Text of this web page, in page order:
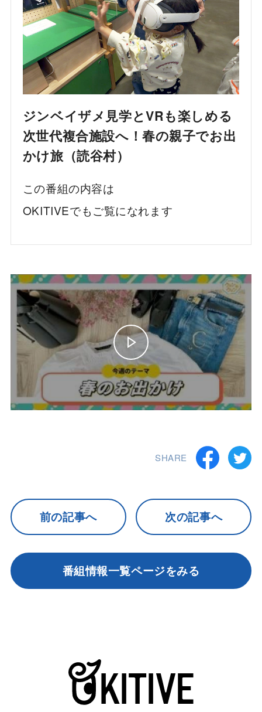
ジンベイザメ見学とVRも楽しめる
次世代複合施設へ！春の親子でお出
かけ旅（読谷村）
この番組の内容は
OKITIVEでもご覧になれます
SHARE
前の記事へ 次の記事へ
番組情報一覧ページをみる